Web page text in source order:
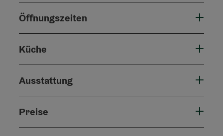
Öffnungszeiten
Küche
Ausstattung
Preise